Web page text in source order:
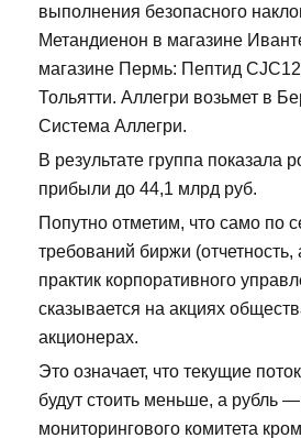
выполнения безопасного
Метандиенон в магазине
магазине Пермь: Пептид
Тольятти. Аллегри возьмет в
Система Аллегри.
В результате группа показала
прибыли до 44,1 млрд руб.
Попутно отметим, что само по
требований биржи (отчетность,
практик корпоративного
сказывается на акциях
акционерах.
Это означает, что текущие
будут стоить меньше, а рубль
мониторингового комитета